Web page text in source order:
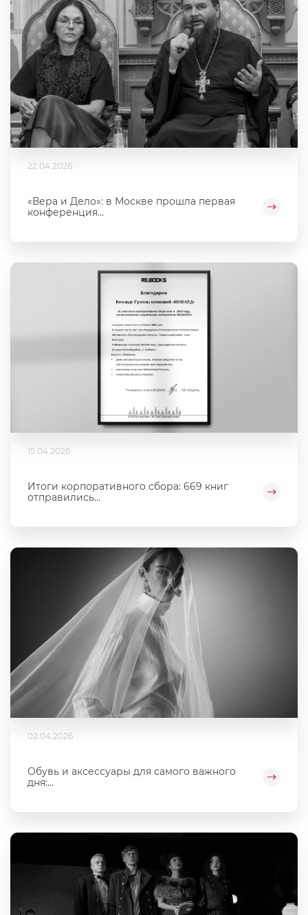
22.04.2026
«Вера и Дело»: в Москве прошла первая
конференция...
15.04.2026
Итоги корпоративного сбора: 669 книг
отправились...
02.04.2026
Обувь и аксессуары для самого важного
дня:...